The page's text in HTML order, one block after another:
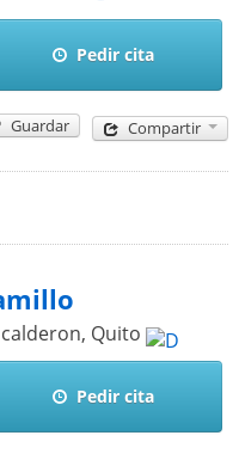
Pedir cita
Guardar Compartir
, Quito
Pedir cita